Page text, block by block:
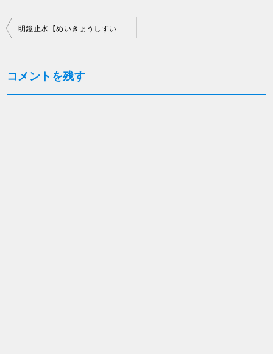
投
ナ
ビ
明鏡止水【めいきょうしすい】～透明感にあふれ、料理を引き立てる食中酒～大澤酒造株式会社
コメントを残す